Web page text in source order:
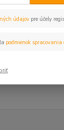
údajov pre účely
podmienok spracovania